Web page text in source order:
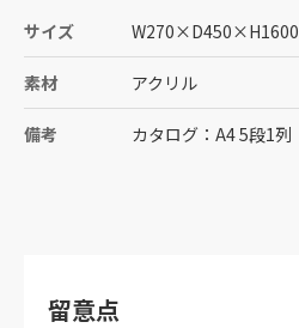
サイズ W270×D450×H1600
素材 アクリル
備考 カタログ：A4 5段1列
留意点